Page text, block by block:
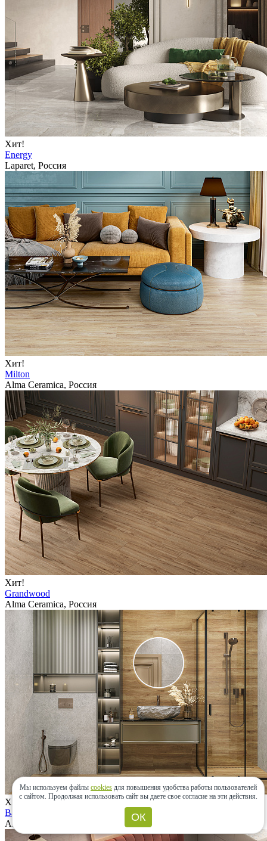
Хит!
Energy
Laparet, Россия
Хит!
Milton
Alma Ceramica, Россия
Хит!
Grandwood
Alma Ceramica, Россия
Хит!
Bali
Alma Ceramica, Россия
Мы используем файлы cookies для повышения удобства работы пользователей
с сайтом. Продолжая использовать сайт вы даете свое согласие на эти действия.
ОК